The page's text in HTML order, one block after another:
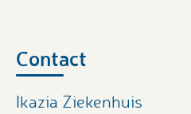
Contact
Ikazia Ziekenhuis